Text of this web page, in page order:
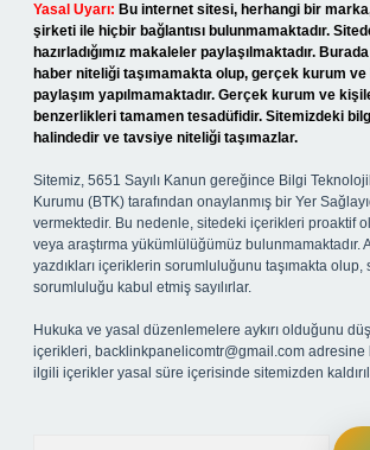
Yasal Uyarı: Bu internet sitesi, herhangi bir
şirketi ile hiçbir bağlantısı bulunmamaktadır.
hazırladığımız makaleler paylaşılmaktadır.
haber niteliği taşımamakta olup, gerçek kurum
paylaşım yapılmamaktadır. Gerçek kurum ve
benzerlikleri tamamen tesadüfidir. Sitemizdeki
halindedir ve tavsiye niteliği taşımazlar.
Sitemiz, 5651 Sayılı Kanun gereğince Bilgi
Kurumu (BTK) tarafından onaylanmış bir Yer
vermektedir. Bu nedenle, sitedeki içerikleri proaktif
veya araştırma yükümlülüğümüz bulunmamaktadır.
yazdıkları içeriklerin sorumluluğunu taşımakta
sorumluluğu kabul etmiş sayılırlar.
Hukuka ve yasal düzenlemelere aykırı olduğunu
içerikleri, backlinkpanelicomtr@gmail.com adresine
ilgili içerikler yasal süre içerisinde sitemizden